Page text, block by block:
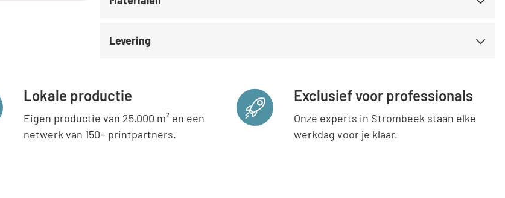
Levering
Lokale productie
Eigen productie van 25.000 m² en een
netwerk van 150+ printpartners.
Exclusief voor professionals
Onze experts in Strombeek staan elke
werkdag voor je klaar.